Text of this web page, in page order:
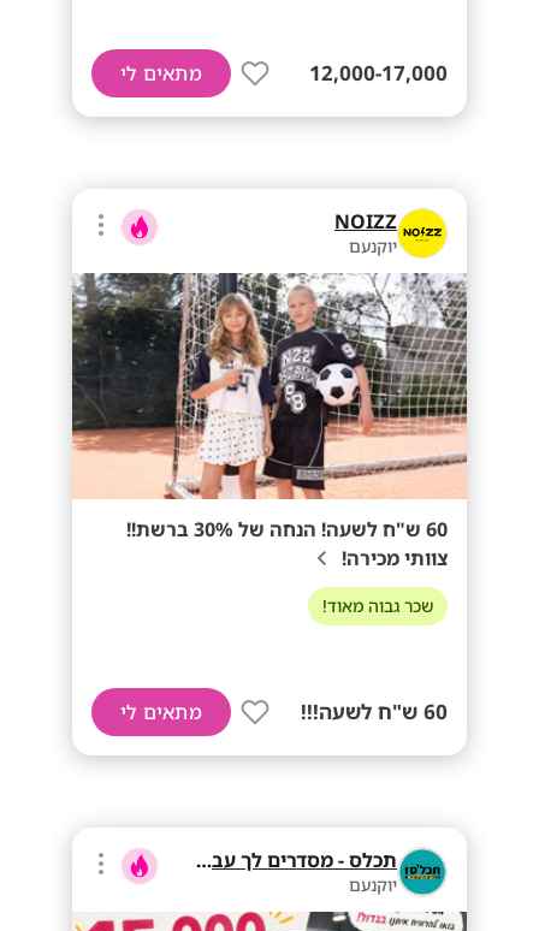
12,000-17,000 מתאים לי
NOIZZ
יוקנעם
60 ש"ח לשעה! הנחה של 30% ברשת!!
צוותי מכירה!
שכר גבוה מאוד!
60 ש"ח לשעה!!! מתאים לי
תכלס - מסדרים לך עבודה
יוקנעם